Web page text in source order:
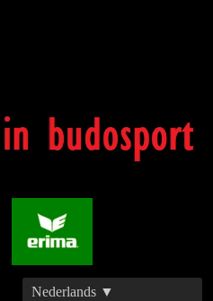
Nederlands ▼